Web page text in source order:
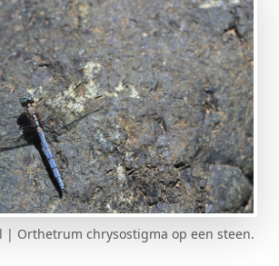
| Orthetrum chrysostigma op een steen.